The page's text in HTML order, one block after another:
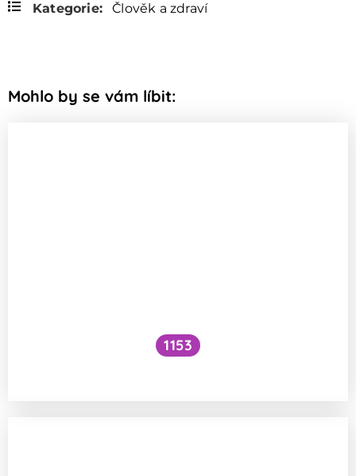
Kategorie:
Člověk a zdraví
Mohlo by se vám líbit:
1153